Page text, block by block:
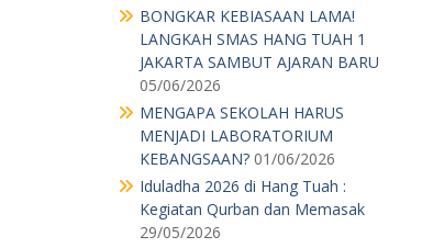
BONGKAR KEBIASAAN LAMA!
LANGKAH SMAS HANG TUAH 1
JAKARTA SAMBUT AJARAN BARU
05/06/2026
MENGAPA SEKOLAH HARUS
MENJADI LABORATORIUM
KEBANGSAAN? 01/06/2026
Iduladha 2026 di Hang Tuah :
Kegiatan Qurban dan Memasak
29/05/2026